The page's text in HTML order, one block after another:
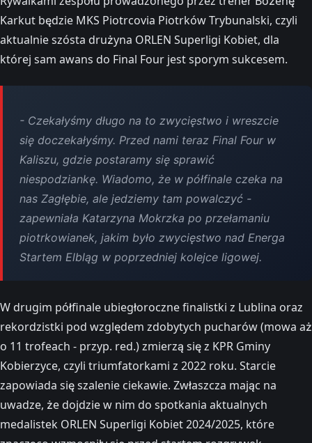
Karkut będzie MKS Piotrcovia Piotrków Trybunalski, czyli
aktualnie szósta drużyna ORLEN Superligi Kobiet, dla
której sam awans do Final Four jest sporym sukcesem.
- Czekałyśmy długo na to zwycięstwo i wreszcie
się doczekałyśmy. Przed nami teraz Final Four w
Kaliszu, gdzie postaramy się sprawić
niespodziankę. Wiadomo, że w półfinale czeka na
nas Zagłębie, ale jedziemy tam powalczyć -
zapewniała Katarzyna Mokrzka po przełamaniu
piotrkowianek, jakim było zwycięstwo nad Energa
Startem Elbląg w poprzedniej kolejce ligowej.
W drugim półfinale ubiegłoroczne finalistki z Lublina oraz
rekordzistki pod względem zdobytych pucharów (mowa aż
o 11 trofeach - przyp. red.) zmierzą się z KPR Gminy
Kobierzyce, czyli triumfatorkami z 2022 roku. Starcie
zapowiada się szalenie ciekawie. Zwłaszcza mając na
uwadze, że dojdzie w nim do spotkania aktualnych
medalistek ORLEN Superligi Kobiet 2024/2025, które